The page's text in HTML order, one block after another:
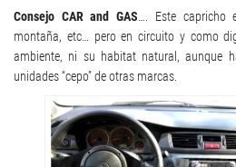
Consejo CAR and GAS…. Este capricho
montaña, etc… pero en circuito y como
ambiente, ni su habitat natural, aunque
unidades “cepo” de otras marcas.